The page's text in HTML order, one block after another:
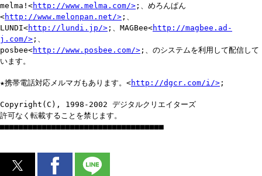
melma!<http://www.melma.com/> ;、めろんぱん
<http://www.melonpan.net/> ;、
LUNDI<http://lundi.jp/> ;、MAGBee<http://magbee.ad-
j.com/> ;、
posbee<http://www.posbee.com/> ;、のシステムを利用して配信して
います。
★携帯電話対応メルマガもあります。<http://dgcr.com/i/> ;
Copyright(C), 1998-2002 デジタルクリエイターズ
許可なく転載することを禁じます。
■■■■■■■■■■■■■■■■■■■■■■■■■■■■■■■■■■■